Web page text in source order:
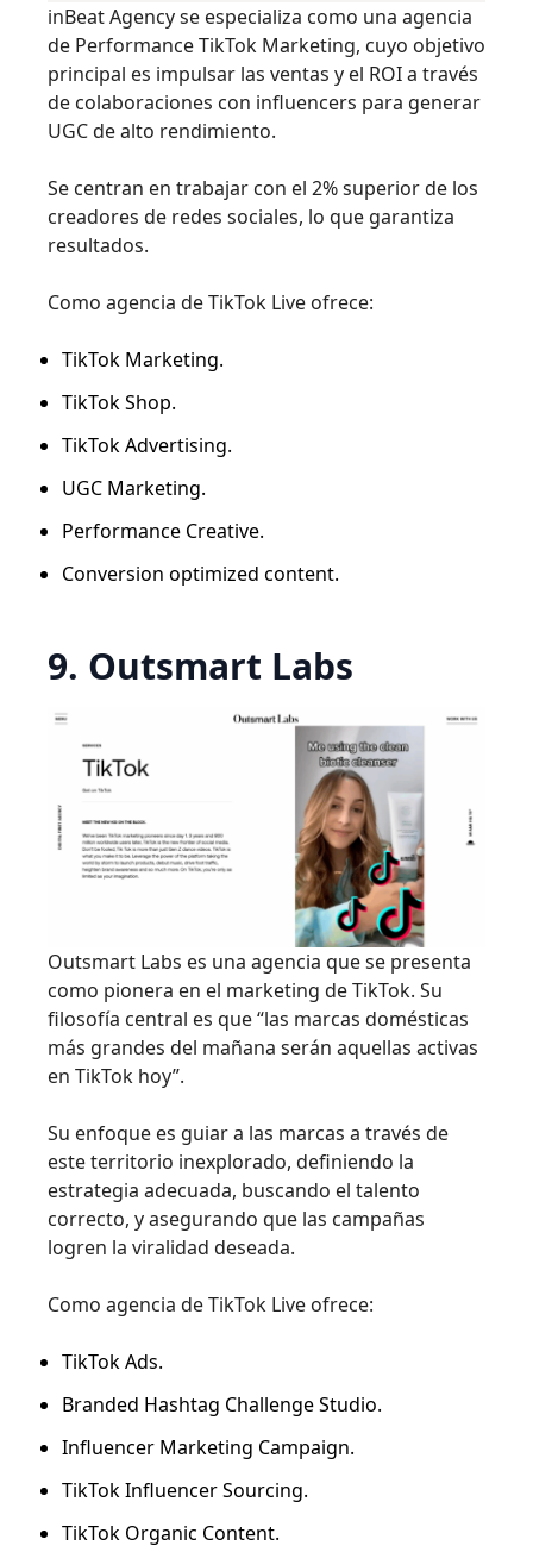
inBeat Agency se especializa como una agencia
de Performance TikTok Marketing, cuyo objetivo
principal es impulsar las ventas y el ROI a través
de colaboraciones con influencers para generar
UGC de alto rendimiento.
Se centran en trabajar con el 2% superior de los
creadores de redes sociales, lo que garantiza
resultados.
Como agencia de TikTok Live ofrece:
TikTok Marketing.
TikTok Shop.
TikTok Advertising.
UGC Marketing.
Performance Creative.
Conversion optimized content.
9. Outsmart Labs
Outsmart Labs es una agencia que se presenta
como pionera en el marketing de TikTok. Su
filosofía central es que “las marcas domésticas
más grandes del mañana serán aquellas activas
en TikTok hoy”.
Su enfoque es guiar a las marcas a través de
este territorio inexplorado, definiendo la
estrategia adecuada, buscando el talento
correcto, y asegurando que las campañas
logren la viralidad deseada.
Como agencia de TikTok Live ofrece:
TikTok Ads.
Branded Hashtag Challenge Studio.
Influencer Marketing Campaign.
TikTok Influencer Sourcing.
TikTok Organic Content.